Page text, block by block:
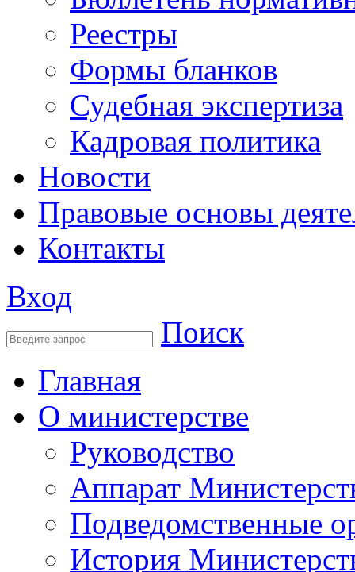
Реестры
Формы бланков
Судебная экспертиза
Кадровая политика
Новости
Правовые основы
Контакты
Вход
Поиск
Главная
О министерстве
Руководство
Аппарат
Подведомственные
История